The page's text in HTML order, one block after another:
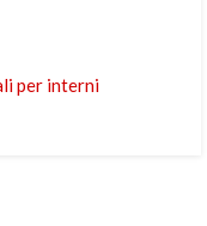
per interni